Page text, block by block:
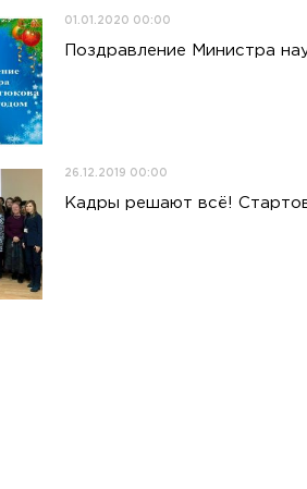
01.01.2020 00:00
Поздравление Министра
26.12.2019 00:00
Кадры решают всё!